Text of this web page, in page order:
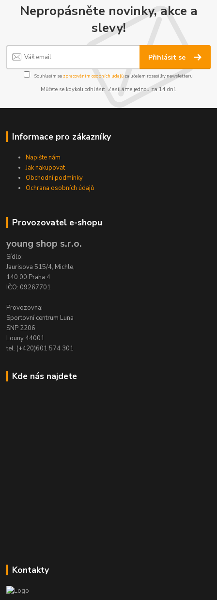
Nepropásněte novinky, akce a
slevy!
Přihlásit se
Souhlasím se zpracováním osobních údajůza účelem rozesílky newsletteru.
Můžete se kdykoli odhlásit. Zasíláme jednou za 14 dní.
Informace pro zákazníky
Napište nám
Jak nakupovat
Obchodní podmínky
Ochrana osobních údajů
Provozovatel e-shopu
young shop s.r.o.
Sídlo:
Jaurisova 515/4, Michle,
140 00 Praha 4
IČO: 09267701
Provozovna:
Sportovní centrum Luna
SNP 2206
Louny 44001
tel. (+420)601 574 301
Kde nás najdete
Kontakty